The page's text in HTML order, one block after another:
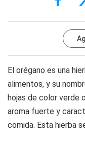
El orégano es una
alimentos, y su
hojas de color verde
aroma fuerte y
comida. Esta hierba